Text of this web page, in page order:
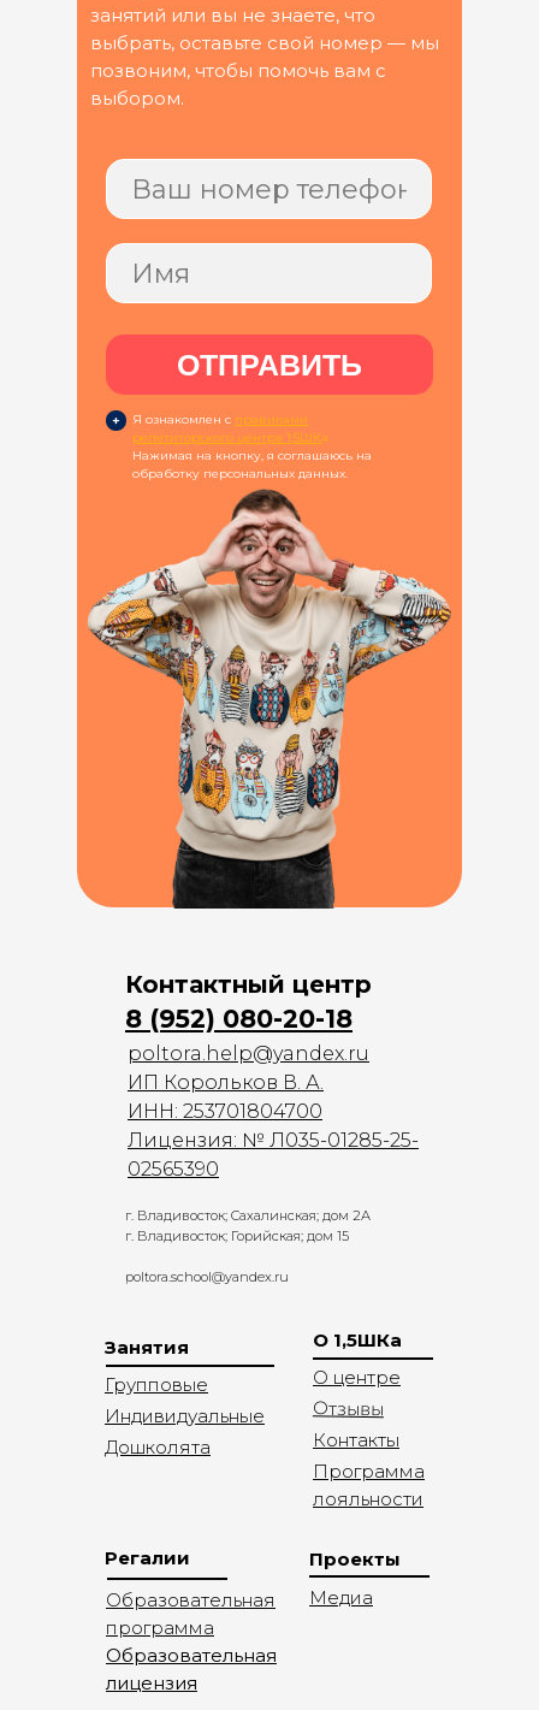
ОТПРАВИТЬ
Я ознакомлен с правилами
репетиторского центра 1,5ШКа
Нажимая на кнопку, я соглашаюсь на
обработку персональных данных.
+
занятий или вы не знаете, что
выбрать, оставьте свой номер — мы
позвоним, чтобы помочь вам с
выбором.
Контактный центр
8 (952) 080-20-18
г. Владивосток; Сахалинская; дом 2А
г. Владивосток; Горийская; дом 15
poltora.school@yandex.ru
poltora.help@yandex.ru
ИП Корольков В. А.
ИНН: 253701804700
Лицензия: № Л035-01285-25-
02565390
Занятия
Групповые
Индивидуальные
Дошколята
О 1,5ШКа
О центре
Отзывы
Контакты
Программа
лояльности
Проекты
Медиа
Образовательная
программа
Образовательная
лицензия
Регалии